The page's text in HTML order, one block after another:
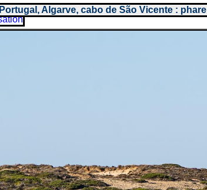
Portugal, Algarve, cabo de São Vicente : phare